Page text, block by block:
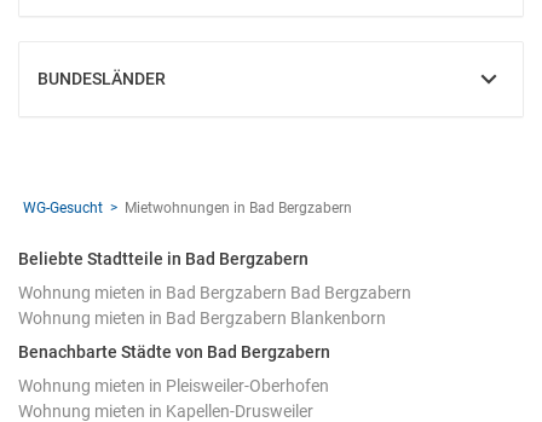
BUNDESLÄNDER
EINBLENDEN
WG-Gesucht Mietwohnungen in Bad Bergzabern
Beliebte Stadtteile in Bad Bergzabern
Wohnung mieten in Bad Bergzabern Bad Bergzabern
Wohnung mieten in Bad Bergzabern Blankenborn
Benachbarte Städte von Bad Bergzabern
Wohnung mieten in Pleisweiler-Oberhofen
Wohnung mieten in Kapellen-Drusweiler